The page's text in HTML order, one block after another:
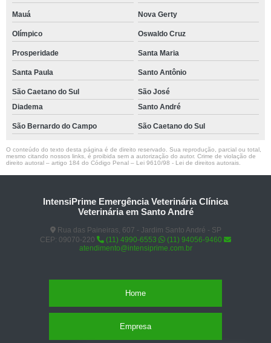
Mauá Nova Gerty
Olímpico Oswaldo Cruz
Prosperidade Santa Maria
Santa Paula Santo Antônio
São Caetano do Sul
São José
Diadema
Santo André
São Bernardo do Campo São Caetano do Sul
O conteúdo do texto desta página é de direito reservado. Sua reprodução, parcial ou total,
mesmo citando nossos links, é proibida sem a autorização do autor. Crime de violação de
direito autoral – artigo 184 do Código Penal – Lei 9610/98 - Lei de direitos autorais
IntensiPrime Emergência Veterinária Clínica
Veterinária em Santo André
Rua das Paineiras, 607 - Jardim Santo André - SP
CEP: 09070-220
(11) 4990-6553
(11) 94056-9460
atendimento@intensiprime.com.br
Home
Empresa